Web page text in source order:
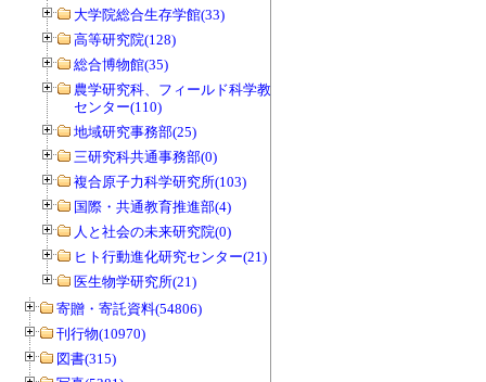
大学院総合生存学館(33)
高等研究院(128)
総合博物館(35)
農学研究科、フィールド科学教育研究
センター(110)
地域研究事務部(25)
三研究科共通事務部(0)
複合原子力科学研究所(103)
国際・共通教育推進部(4)
人と社会の未来研究院(0)
ヒト行動進化研究センター(21)
医生物学研究所(21)
寄贈・寄託資料(54806)
刊行物(10970)
図書(315)